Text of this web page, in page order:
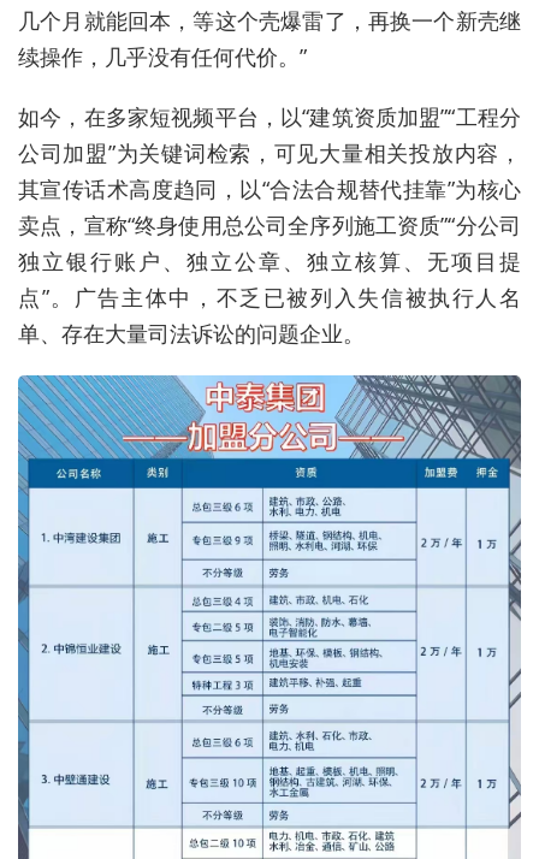
几个月就能回本，等这个壳爆雷了，再换一个新壳继
续操作，几乎没有任何代价。”
如今，在多家短视频平台，以“建筑资质加盟”“工程分
公司加盟”为关键词检索，可见大量相关投放内容，
其宣传话术高度趋同，以“合法合规替代挂靠”为核心
卖点，宣称“终身使用总公司全序列施工资质”“分公司
独立银行账户、独立公章、独立核算、无项目提
点”。广告主体中，不乏已被列入失信被执行人名
单、存在大量司法诉讼的问题企业。